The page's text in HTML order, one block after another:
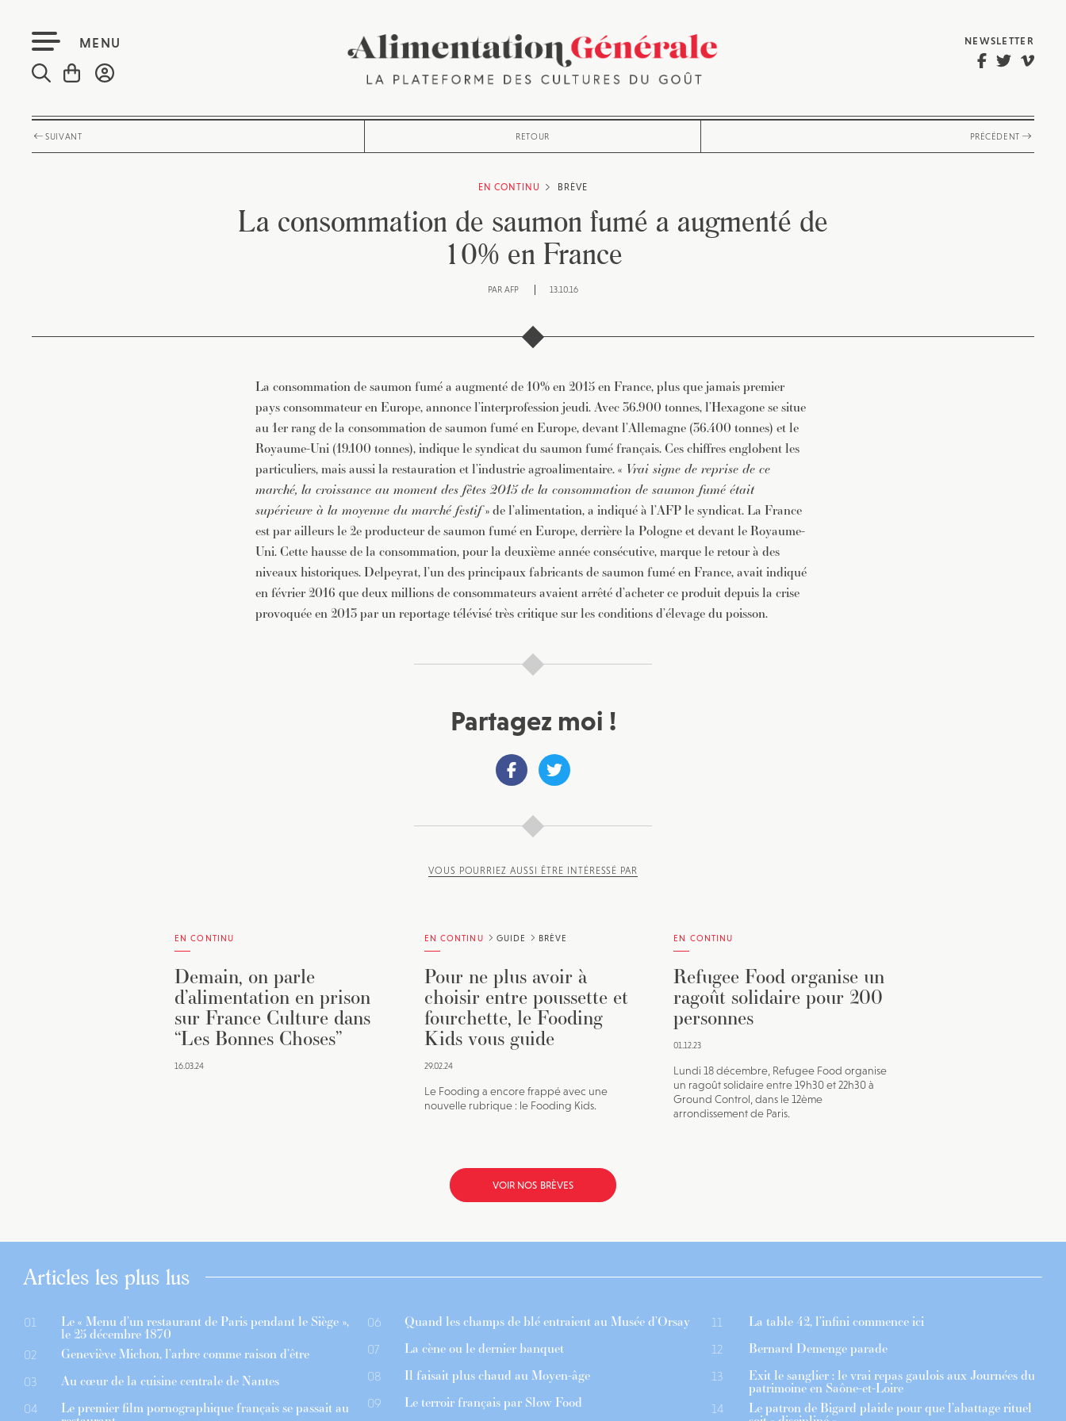
MENU NEWSLETTER
SUIVANT RETOUR PRÉCÉDENT
EN CONTINU BRÈVE
La consommation de saumon fumé a augmenté de
10% en France
PAR AFP 13.10.16
La consommation de saumon fumé a augmenté de 10% en 2015 en France, plus que jamais premier
pays consommateur en Europe, annonce l’interprofession jeudi. Avec 36.900 tonnes, l’Hexagone se situe
au 1er rang de la consommation de saumon fumé en Europe, devant l’Allemagne (36.400 tonnes) et le
Royaume-Uni (19.100 tonnes), indique le syndicat du saumon fumé français. Ces chiffres englobent les
particuliers, mais aussi la restauration et l’industrie agroalimentaire. « Vrai signe de reprise de ce
marché, la croissance au moment des fêtes 2015 de la consommation de saumon fumé était
supérieure à la moyenne du marché festif» de l’alimentation, a indiqué à l’AFP le syndicat. La France
est par ailleurs le 2e producteur de saumon fumé en Europe, derrière la Pologne et devant le Royaume-
Uni. Cette hausse de la consommation, pour la deuxième année consécutive, marque le retour à des
niveaux historiques. Delpeyrat, l’un des principaux fabricants de saumon fumé en France, avait indiqué
en février 2016 que deux millions de consommateurs avaient arrêté d’acheter ce produit depuis la crise
provoquée en 2013 par un reportage télévisé très critique sur les conditions d’élevage du poisson.
Partagez moi !
VOUS POURRIEZ AUSSI ÊTRE INTÉRESSÉ PAR
EN CONTINU
Demain, on parle
d’alimentation en prison
sur France Culture dans
“Les Bonnes Choses”
16.03.24
EN CONTINU GUIDE BRÈVE
Pour ne plus avoir à
choisir entre poussette et
fourchette, le Fooding
Kids vous guide
29.02.24
Le Fooding a encore frappé avec une
nouvelle rubrique : le Fooding Kids.
EN CONTINU
Refugee Food organise un
ragoût solidaire pour 200
personnes
01.12.23
Lundi 18 décembre, Refugee Food organise
un ragoût solidaire entre 19h30 et 22h30 à
Ground Control, dans le 12ème
arrondissement de Paris.
VOIR NOS BRÈVES
Articles les plus lus
01 Le « Menu d’un restaurant de Paris pendant le Siège »,
le 25 décembre 1870
02 Geneviève Michon, l’arbre comme raison d’être
03 Au cœur de la cuisine centrale de Nantes
04 Le premier film pornographique français se passait au
06 Quand les champs de blé entraient au Musée d’Orsay
07 La cène ou le dernier banquet
08 Il faisait plus chaud au Moyen-âge
09
Le terroir français par Slow Food
11 La table 42, l’infini commence ici
12 Bernard Demenge parade
13 Exit le sanglier : le vrai repas gaulois aux Journées du
patrimoine en Saône-et-Loire
14 Le patron de Bigard plaide pour que l’abattage rituel